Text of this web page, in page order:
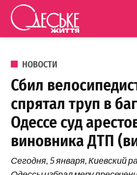
Перейти к содержанию
життя
ОПУБЛИКОВАНО В
НОВОСТИ
Сбил
спрятал труп в
Одессе суд
виновника ДТП
Сегодня, 5 января, Киевский